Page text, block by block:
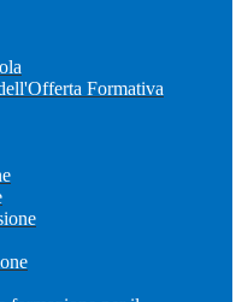
Formativa